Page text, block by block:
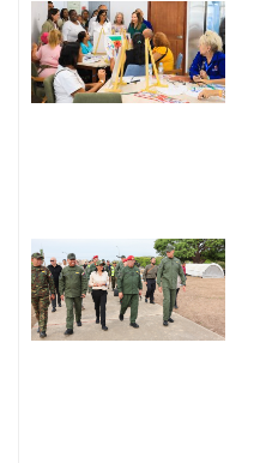
d
e
t
r
a